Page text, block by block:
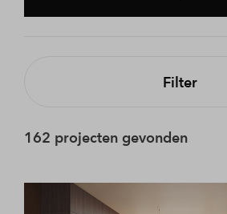
Filter
162 projecten gevonden